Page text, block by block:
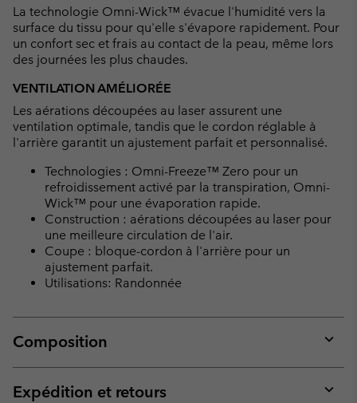
La technologie Omni-Wick™ évacue l'humidité vers la
surface du tissu pour qu'elle s'évapore rapidement. Pour
un confort sec et frais au contact de la peau, même lors
des journées les plus chaudes.
VENTILATION AMÉLIORÉE
Les aérations découpées au laser assurent une
ventilation optimale, tandis que le cordon réglable à
l'arrière garantit un ajustement parfait et personnalisé.
Technologies : Omni-Freeze™ Zero pour un
refroidissement activé par la transpiration, Omni-
Wick™ pour une évaporation rapide.
Construction : aérations découpées au laser pour
une meilleure circulation de l'air.
Coupe : bloque-cordon à l'arrière pour un
ajustement parfait.
Utilisations: Randonnée
Composition
or
Expédition et retours